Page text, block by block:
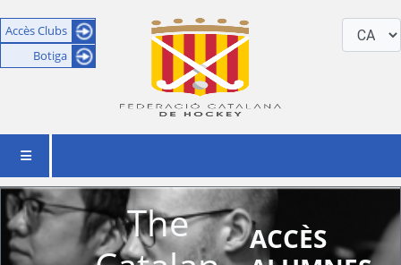
Accès Clubs
Botiga
The
ACCÈS